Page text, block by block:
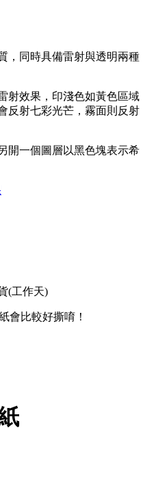
，同時具備雷射與透明兩種
射效果，印淺色如黃色區域
反射七彩光芒，霧面則反射
開一個圖層以黑色塊表示希
(工作天)
會比較好撕唷！